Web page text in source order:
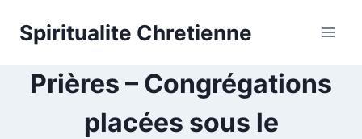
Spiritualite Chretienne
Prières – Congrégations
placées sous le